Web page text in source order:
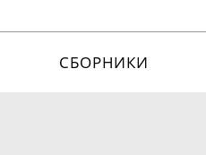
СБОРНИКИ